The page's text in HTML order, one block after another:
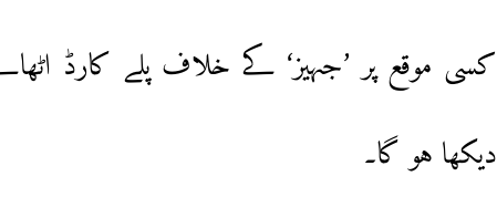
کسی موقع پر ’جہیز‘ کے خلاف پلے کارڈ
دیکھا ہو گا۔